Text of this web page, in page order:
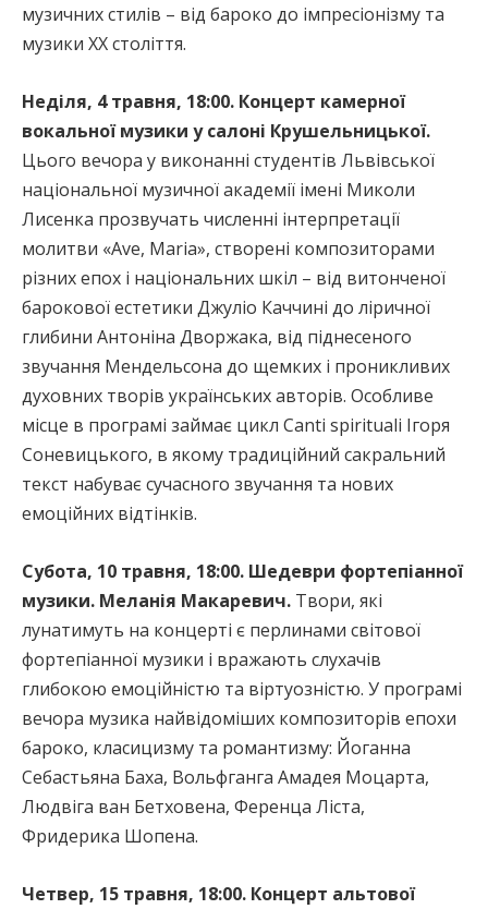
музичних стилів – від бароко до імпресіонізму та
музики ХХ століття.
Неділя, 4 травня, 18:00. Концерт камерної
вокальної музики у салоні Крушельницької.
Цього вечора у виконанні студентів Львівської
національної музичної академії імені Миколи
Лисенка прозвучать численні інтерпретації
молитви «Ave, Maria», створені композиторами
різних епох і національних шкіл – від витонченої
барокової естетики Джуліо Каччині до ліричної
глибини Антоніна Дворжака, від піднесеного
звучання Мендельсона до щемких і проникливих
духовних творів українських авторів. Особливе
місце в програмі займає цикл Canti spirituali Ігоря
Соневицького, в якому традиційний сакральний
текст набуває сучасного звучання та нових
емоційних відтінків.
Субота, 10 травня, 18:00. Шедеври фортепіанної
музики. Меланія Макаревич. Твори, які
лунатимуть на концерті є перлинами світової
фортепіанної музики і вражають слухачів
глибокою емоційністю та віртуозністю. У програмі
вечора музика найвідоміших композиторів епохи
бароко, класицизму та романтизму: Йоганна
Себастьяна Баха, Вольфганга Амадея Моцарта,
Людвіга ван Бетховена, Ференца Ліста,
Фридерика Шопена.
Четвер, 15 травня, 18:00. Концерт альтової